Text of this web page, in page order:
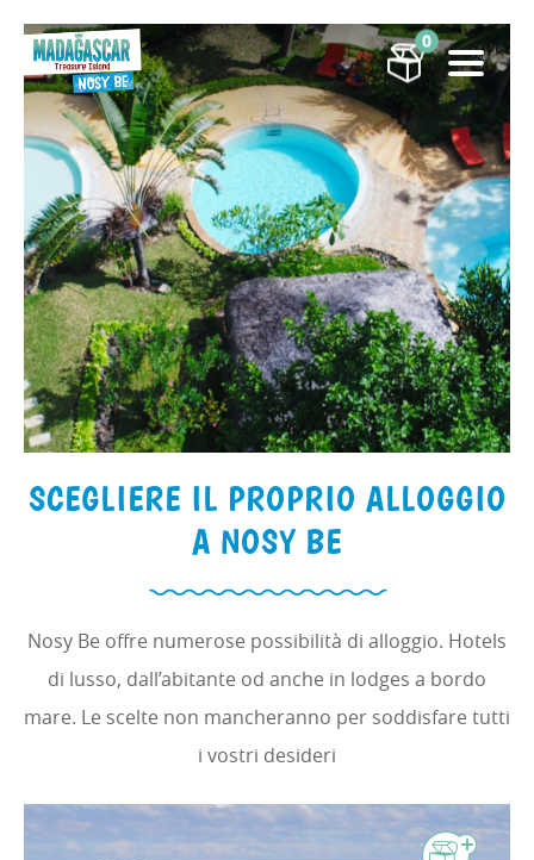
0
SCEGLIERE IL PROPRIO ALLOGGIO
A NOSY BE
Nosy Be offre numerose possibilità di alloggio. Hotels
di lusso, dall’abitante od anche in lodges a bordo
mare. Le scelte non mancheranno per soddisfare tutti
i vostri desideri